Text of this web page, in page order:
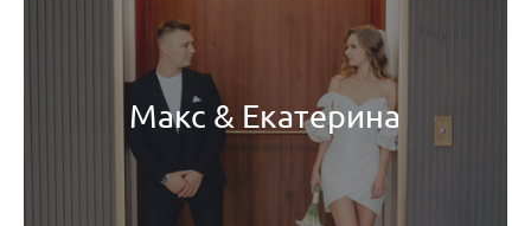
Макс & Екатерина